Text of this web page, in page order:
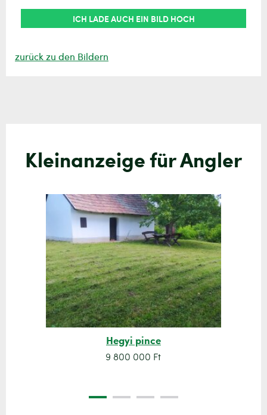
ICH LADE AUCH EIN BILD HOCH
zurück zu den Bildern
Kleinanzeige für Angler
Hegyi pince
9 800 000 Ft